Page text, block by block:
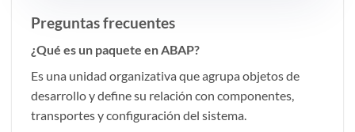
Preguntas frecuentes
¿Qué es un paquete en ABAP?
Es una unidad organizativa que agrupa objetos de
desarrollo y define su relación con componentes,
transportes y configuración del sistema.